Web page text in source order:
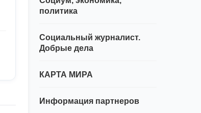
политика
Социальный журналист.
Добрые дела
КАРТА МИРА
Информация партнеров